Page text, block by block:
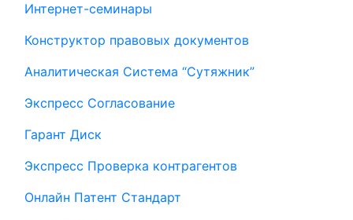
Интернет-семинары
Конструктор правовых документов
Аналитическая Система “Сутяжник”
Экспресс Согласование
Гарант Диск
Экспресс Проверка контрагентов
Онлайн Патент Стандарт